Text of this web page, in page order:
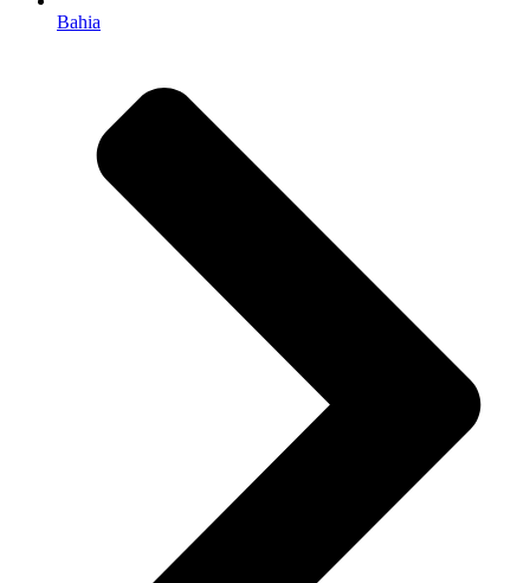
Bahia